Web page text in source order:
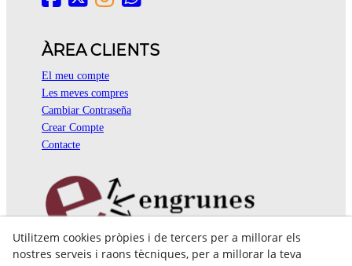
ÀREA CLIENTS
El meu compte
Les meves compres
Cambiar Contraseña
Crear Compte
Contacte
Pol. Ind. Coll de Montcada
Cr. Roca Plana, 14-16
Utilitzem cookies pròpies i de tercers per a millorar els
nostres serveis i raons tècniques, per a millorar la teva